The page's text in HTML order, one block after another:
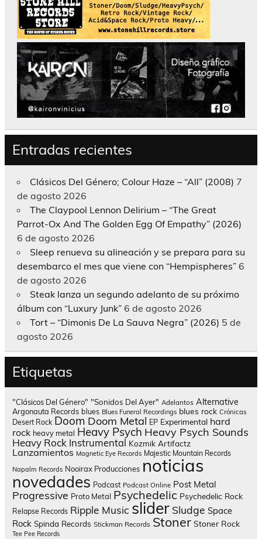
Entradas recientes
Clásicos Del Género; Colour Haze – “All” (2008) 7
de agosto 2026
The Claypool Lennon Delirium – “The Great
Parrot-Ox And The Golden Egg Of Empathy” (2026)
6 de agosto 2026
Sleep renueva su alineación y se prepara para su
desembarco el mes que viene con “Hempispheres” 6
de agosto 2026
Steak lanza un segundo adelanto de su próximo
álbum con “Luxury Junk” 6 de agosto 2026
Tort – “Dimonis De La Sauva Negra” (2026) 5 de
agosto 2026
Etiquetas
"Clásicos Del Género" "Sonidos Del Ayer" Adelantos Alternative
Argonauta Records blues Blues Funeral Recordings blues rock Crónicas
Desert Rock Doom Doom Metal EP Experimental hard
rock heavy metal Heavy Psych Heavy Psych Sounds
Heavy Rock Instrumental Kozmik Artifactz
Lanzamientos Magnetic Eye Records Majestic Mountain Records
Napalm Records Nooirax Producciones noticias
novedades Podcast Podcast Online Post Metal
Progressive Proto Metal Psychedelic Psychedelic Rock
Relapse Records Ripple Music slider Sludge Space
Rock Spinda Records Stickman Records Stoner Stoner Rock
Tee Pee Records